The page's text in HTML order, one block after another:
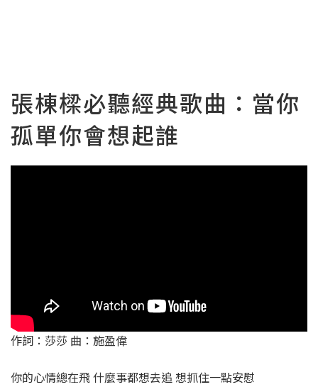
張棟樑必聽經典歌曲：當你
孤單你會想起誰
作詞：莎莎 曲：施盈偉
你的心情總在飛 什麼事都想去追 想抓住一點安慰